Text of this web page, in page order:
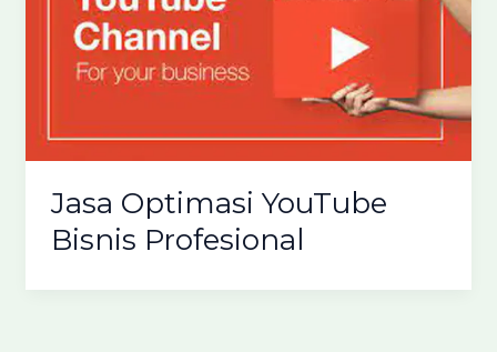
Jasa Optimasi YouTube
Bisnis Profesional